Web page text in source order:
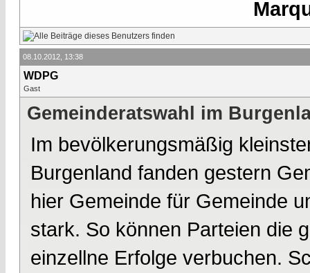
08.10.2012, 13:38
WDPG
Gast
Gemeinderatswahl im
Im bevölkerungsmäßig
Burgenland fanden gestern
hier Gemeinde für Gemeinde
stark. So können Parteien die
einzellne Erfolge verbuchen.